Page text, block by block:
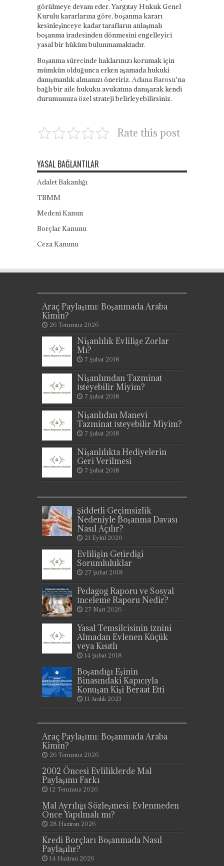
görülmeye devam eder. Yargıtay Hukuk Genel
Kurulu kararlarına göre, boşanma kararı
kesinleşinceye kadar tarafların anlaşmalı
boşanma iradesinden dönmesini engelleyici
yasal bir hüküm bulunmamaktadır.
Boşanma sürecinde haklarınızı korumak için
mümkün olduğunca erken aşamada hukuki
danışmanlık almanızı öneririz. Adana Barosu‘na
bağlı bir aile hukuku avukatına danışarak kendi
durumunuza özel strateji belirleyebilirsiniz.
Rate this post
YASAL BAĞLANTILAR
Adalet Bakanlığı
TBMM
Medeni Kanun
Borçlar Kanunu
Ceza Kanunu
Araç Paylaşımı: Boşanmada Araba
Kimin?
26 Temmuz 2026
Nişanlılık Evliliğe Zorlar
Mı?
7 Şubat 2018
Nişanlımdan Tazminat
İsteyebilir Miyim?
7 Şubat 2018
Nişanlıdan Manevi
Tazminat İsteyebilir Miyim?
7 Şubat 2018
Nişanlılıkta Hediyelerin
Geri Verilmesi
7 Şubat 2018
Şiddetli Geçimsizlik
Nedeniyle Boşanma Davası
Nasıl Açılır?
21 Eylül 2020
Evliliğin Getirdiği
Sorumluluklar
27 Şubat 2018
Pedagog Raporu ve Sosyal
İnceleme Raporu Nedir?
27 Mart 2026
Yasal Temsilcisinin İznini
Almadan Evlenen Küçük
veya Kısıtlı
14 Şubat 2018
Boşandığı Eşinin
Binasındaki Kapıcıyla
Konuşan Kişi Beraat Etti
11 Aralık 2023
Araç Paylaşımı: Boşanmada Araba
Kimin?
26 Temmuz 2026
2002 Öncesi Evliliklerde Mal
Paylaşımı Farkı
12 Temmuz 2026
Mal Ayrılığı Sözleşmesi: Evlenmeden
Önce Yapılmalı mı?
28 Haziran 2026
Kredi Borçları Boşanmada Nasıl
Paylaşılır?
14 Haziran 2026